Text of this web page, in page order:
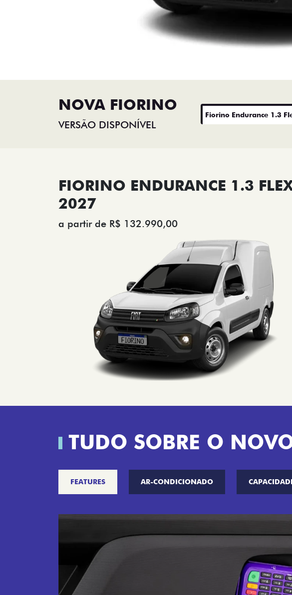
NOVA FIORINO
VERSÃO DISPONÍVEL
Fiorino Endurance 1.3
FIORINO ENDURANCE 1.3
2027
a partir de R$ 132.990,00
TUDO SOBRE O
FEATURES AR-CONDICIONADO
um espaço exclusivo
a maquininha